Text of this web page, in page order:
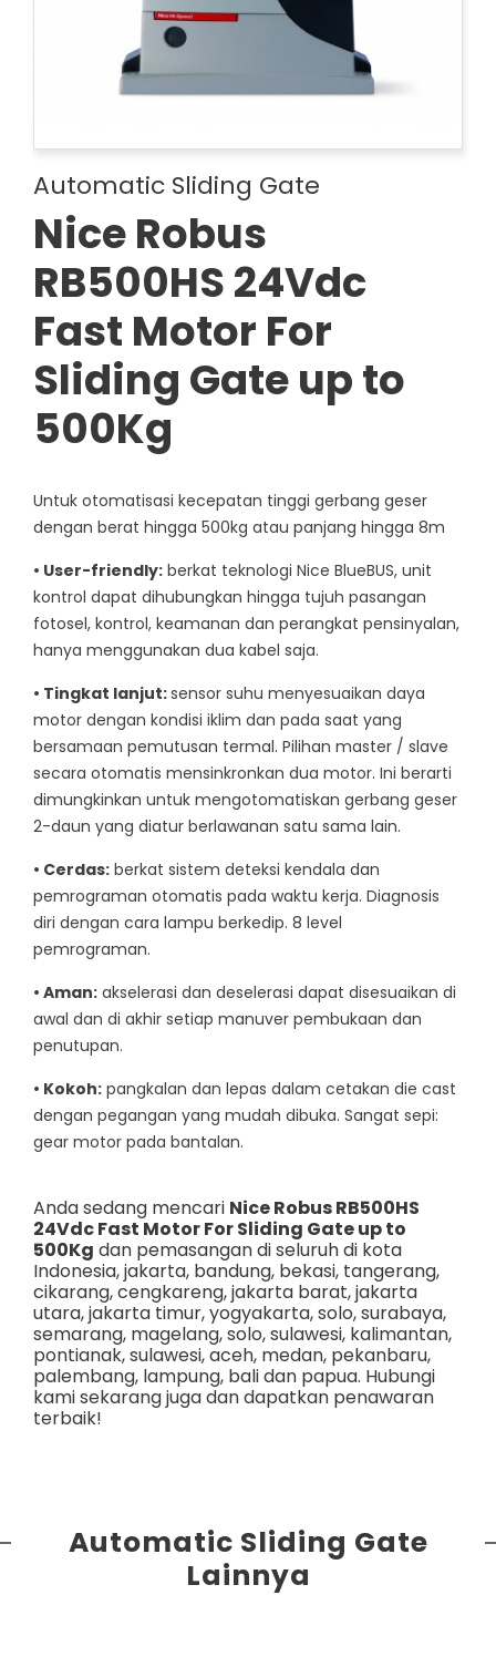
Automatic Sliding Gate
Nice Robus
RB500HS 24Vdc
Fast Motor For
Sliding Gate up to
500Kg
Untuk otomatisasi kecepatan tinggi gerbang geser
dengan berat hingga 500kg atau panjang hingga 8m
• User-friendly: berkat teknologi Nice BlueBUS, unit
kontrol dapat dihubungkan hingga tujuh pasangan
fotosel, kontrol, keamanan dan perangkat pensinyalan,
hanya menggunakan dua kabel saja.
• Tingkat lanjut:sensor suhu menyesuaikan daya
motor dengan kondisi iklim dan pada saat yang
bersamaan pemutusan termal. Pilihan master / slave
secara otomatis mensinkronkan dua motor. Ini berarti
dimungkinkan untuk mengotomatiskan gerbang geser
2-daun yang diatur berlawanan satu sama lain.
• Cerdas: berkat sistem deteksi kendala dan
pemrograman otomatis pada waktu kerja. Diagnosis
diri dengan cara lampu berkedip. 8 level
pemrograman.
• Aman: akselerasi dan deselerasi dapat disesuaikan di
awal dan di akhir setiap manuver pembukaan dan
penutupan.
• Kokoh: pangkalan dan lepas dalam cetakan die cast
dengan pegangan yang mudah dibuka. Sangat sepi:
gear motor pada bantalan.
Anda sedang mencari Nice Robus RB500HS
24Vdc Fast Motor For Sliding Gate up to
500Kg dan pemasangan di seluruh di kota
Indonesia,jakarta, bandung, bekasi, tangerang,
cikarang,cengkareng,jakarta barat,jakarta
utara,jakarta timur,yogyakarta,solo,surabaya,
semarang, magelang,solo,sulawesi, kalimantan,
pontianak,sulawesi,aceh, medan, pekanbaru,
palembang, lampung, balidan papua. Hubungi
kami sekarang juga dan dapatkan penawaran
terbaik!
Automatic Sliding Gate
Lainnya